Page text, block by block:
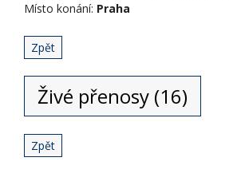
Místo konání: Praha
Zpět
Živé přenosy (16)
Zpět